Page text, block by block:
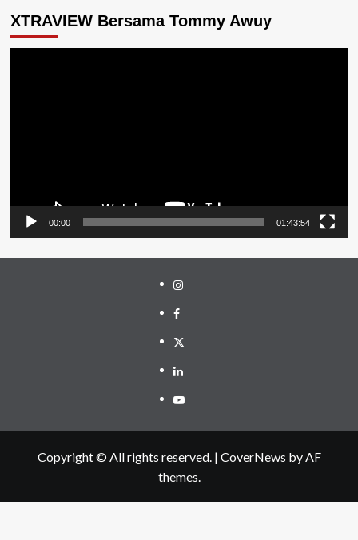
XTRAVIEW Bersama Tommy Awuy
00:00 01:43:54
Instagram
Facebook
Twitter
Linkedin
Youtube
Copyright © All rights reserved. | CoverNews by AF
themes.